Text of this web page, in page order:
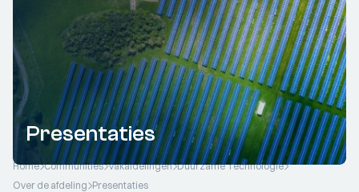
Presentaties
Home Communities Vakafdelingen Duurzame Technologie
Over de afdeling Presentaties